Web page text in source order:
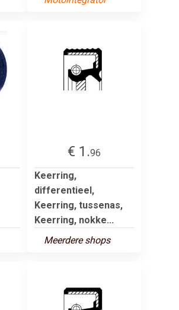
€ 1.96
Keerring,
differentieel,
Keerring, tussenas,
Keerring, nokke...
Meerdere shops